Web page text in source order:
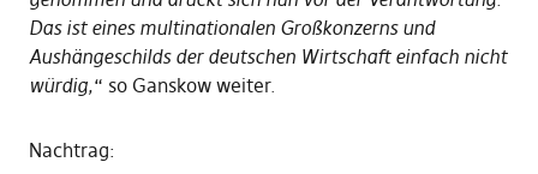
Das ist eines multinationalen Großkonzerns und
Aushängeschilds der deutschen Wirtschaft einfach nicht
würdig,“ so Ganskow weiter.
Nachtrag: